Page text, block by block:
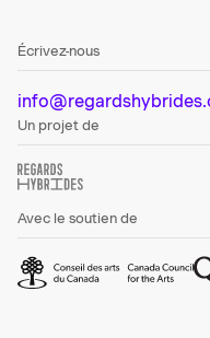
Écrivez-nous
Un projet de
Avec le soutien de